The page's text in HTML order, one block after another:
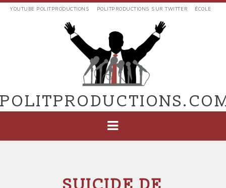
Aller
EXTERNES
POLIT'PRODUCTIONS
YOUTUBE POLITPRODUCTIONS POLITPRODUCTIONS SUR TWITTER ÉCOLE